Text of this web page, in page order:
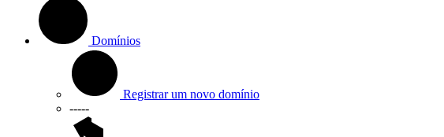
Domínios
Registrar um novo domínio
-----